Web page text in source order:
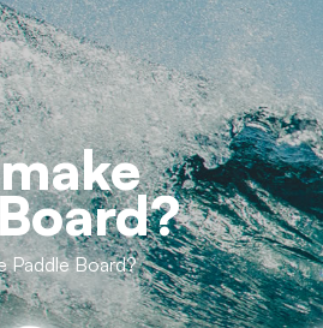
Paddle Board?